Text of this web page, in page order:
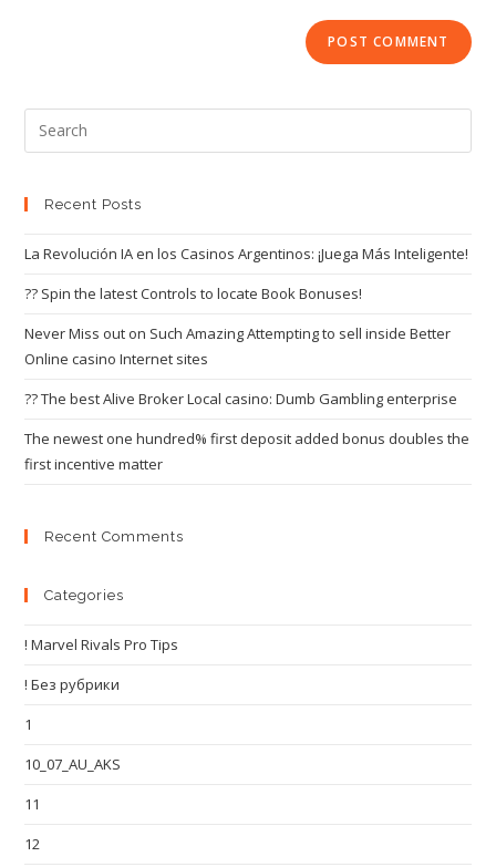
Recent Posts
La Revolución IA en los Casinos Argentinos: ¡Juega Más Inteligente!
?? Spin the latest Controls to locate Book Bonuses!
Never Miss out on Such Amazing Attempting to sell inside Better
Online casino Internet sites
?? The best Alive Broker Local casino: Dumb Gambling enterprise
The newest one hundred% first deposit added bonus doubles the
first incentive matter
Recent Comments
Categories
! Marvel Rivals Pro Tips
! Без рубрики
1
10_07_AU_AKS
11
12